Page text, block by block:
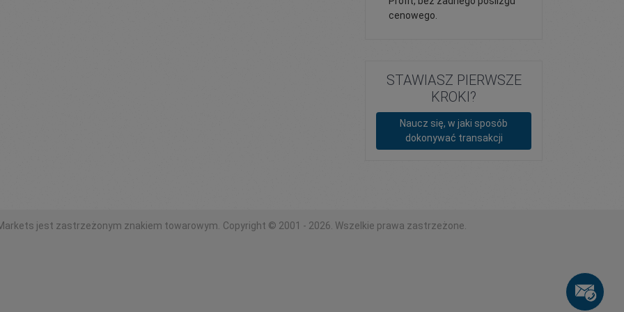
cenowego.
STAWIASZ PIERWSZE
KROKI?
Naucz się, w jaki sposób
dokonywać transakcji
jest zastrzeżonym znakiem towarowym. Copyright © 2001 - 2026. Wszelkie prawa zastrzeżone.